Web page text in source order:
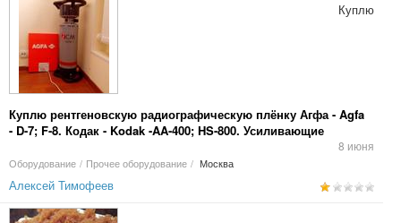
Куплю рентгеновскую радиографическую плёнку Агфа - Agfa
- D-7; F-8. Кодак - Kodak -AA-400; HS-800. Усиливающие
8 июня
Оборудование / Прочее оборудование / Москва
Куплю
Алексей Тимофеев